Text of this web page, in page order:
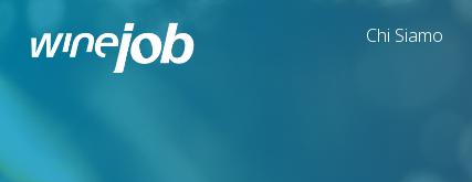
Chi Siamo